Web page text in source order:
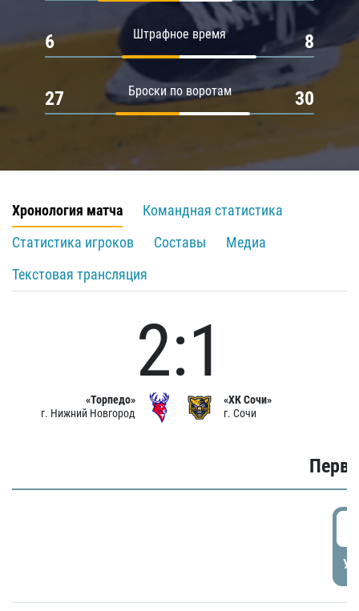
Штрафное время
6 8
Броски по воротам
27 30
Хронология матча
Командная статистика
Статистика игроков
Составы
Медиа
Текстовая трансляция
«Торпедо»
г. Нижний Новгород
2:1
«ХК Сочи»
г. Сочи